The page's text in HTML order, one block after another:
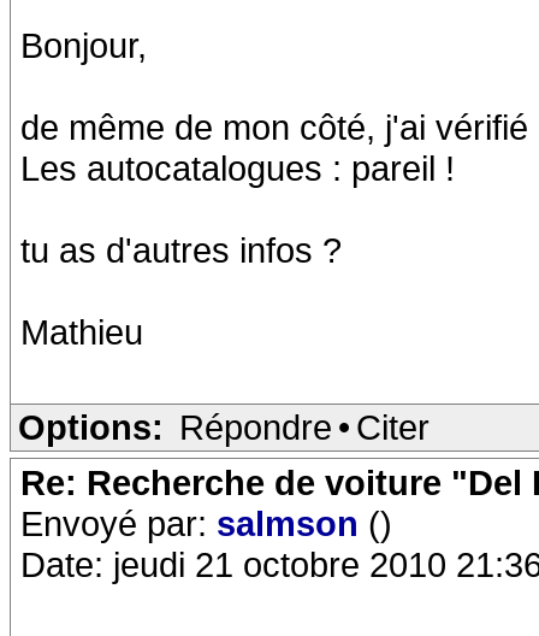
Bonjour,
de même de mon côté, j'ai
Les autocatalogues : pareil !
tu as d'autres infos ?
Mathieu
Options: Répondre • Citer
Re: Recherche de voiture "Del
Envoyé par: salmson ()
Date: jeudi 21 octobre 2010